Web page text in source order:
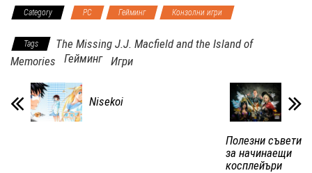
Category PC Гейминг Конзолни игри
Tags
The Missing J.J. Macfield and the Island of
Memories
Гейминг Игри
Nisekoi
Полезни съвети
за начинаещи
косплейъри